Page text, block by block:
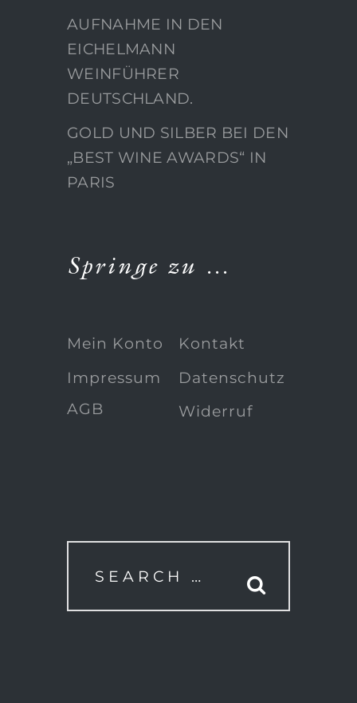
AUFNAHME IN DEN
EICHELMANN
WEINFÜHRER
DEUTSCHLAND.
GOLD UND SILBER BEI DEN
„BEST WINE AWARDS“ IN
PARIS
Springe zu …
Mein Konto
Kontakt
Impressum
AGB
Datenschutz
Widerruf